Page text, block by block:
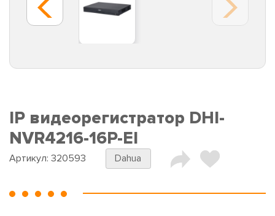
IP видеорегистратор DHI-
NVR4216-16P-EI
Артикул: 320593 Dahua